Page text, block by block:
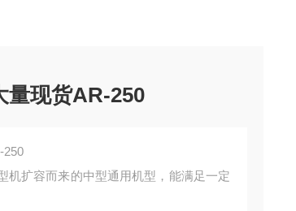
量现货AR-250
250
机扩容而来的中型通用机型，能满足一定